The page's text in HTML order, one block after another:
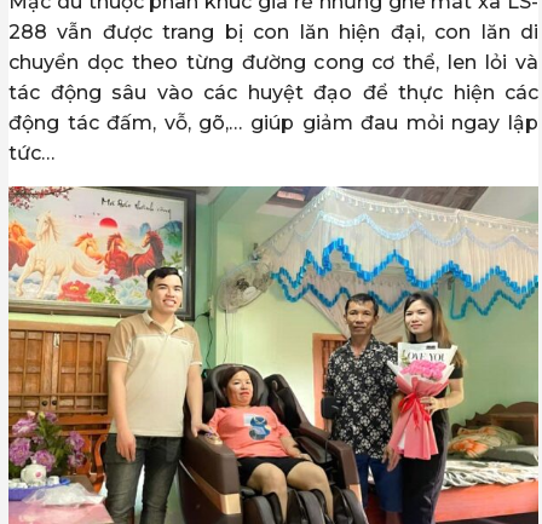
288 vẫn được trang bị con lăn hiện đại, con lăn di
chuyển dọc theo từng đường cong cơ thể, len lỏi và
tác động sâu vào các huyệt đạo để thực hiện các
động tác đấm, vỗ, gõ,… giúp giảm đau mỏi ngay lập
tức…